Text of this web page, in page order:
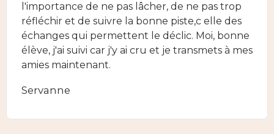
l'importance de ne pas lâcher, de ne pas trop
réfléchir et de suivre la bonne piste,c elle des
échanges qui permettent le déclic. Moi, bonne
élève, j'ai suivi car j'y ai cru et je transmets à mes
amies maintenant.
Servanne